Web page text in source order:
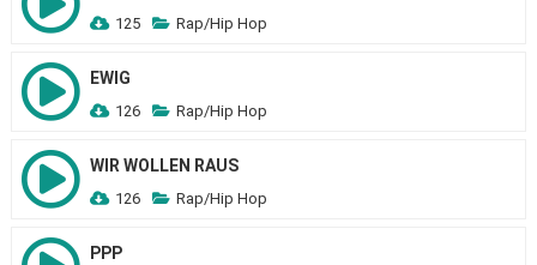
125 Rap/Hip Hop
EWIG
126 Rap/Hip Hop
WIR WOLLEN RAUS
126 Rap/Hip Hop
PPP